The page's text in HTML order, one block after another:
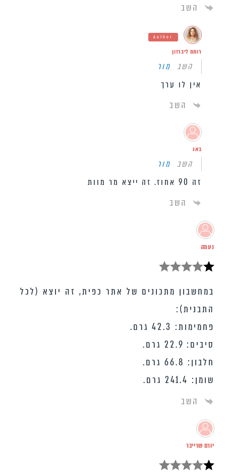
השב
Author
רותם ליברזון
השב מור
אין לו ערך
השב
באנ
השב מור
זה 90 אחוז. זה ייצא מר מוות
השב
נעמה
במחשבון מתכונים של אתר כפית, זה יוצא (לכל
התבנית):
פחמימות: 42.3 גרם.
סיבים: 22.9 גרם.
חלבון: 66.8 גרם.
שומן: 241.4 גרם.
השב
יורם שרייבר